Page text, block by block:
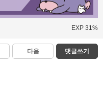
EXP 31%
다음 댓글쓰기